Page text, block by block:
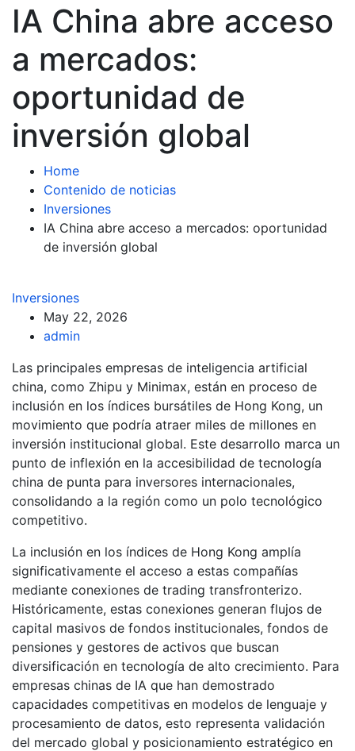
IA China abre acceso
a mercados:
oportunidad de
inversión global
Home
Contenido de noticias
Inversiones
IA China abre acceso a mercados: oportunidad
de inversión global
Inversiones
May 22, 2026
admin
Las principales empresas de inteligencia artificial
china, como Zhipu y Minimax, están en proceso de
inclusión en los índices bursátiles de Hong Kong, un
movimiento que podría atraer miles de millones en
inversión institucional global. Este desarrollo marca un
punto de inflexión en la accesibilidad de tecnología
china de punta para inversores internacionales,
consolidando a la región como un polo tecnológico
competitivo.
La inclusión en los índices de Hong Kong amplía
significativamente el acceso a estas compañías
mediante conexiones de trading transfronterizo.
Históricamente, estas conexiones generan flujos de
capital masivos de fondos institucionales, fondos de
pensiones y gestores de activos que buscan
diversificación en tecnología de alto crecimiento. Para
empresas chinas de IA que han demostrado
capacidades competitivas en modelos de lenguaje y
procesamiento de datos, esto representa validación
del mercado global y posicionamiento estratégico en